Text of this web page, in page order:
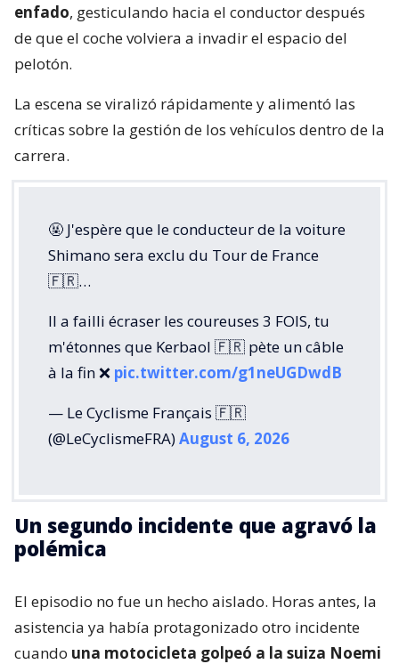
enfado, gesticulando hacia el conductor después
de que el coche volviera a invadir el espacio del
pelotón.
La escena se viralizó rápidamente y alimentó las
críticas sobre la gestión de los vehículos dentro de la
carrera.
🤬 J'espère que le conducteur de la voiture
Shimano sera exclu du Tour de France
🇫🇷…
Il a failli écraser les coureuses 3 FOIS, tu
m'étonnes que Kerbaol 🇫🇷 pète un câble
à la fin ❌️ pic.twitter.com/g1neUGDwdB
— Le Cyclisme Français 🇫🇷
(@LeCyclismeFRA)August 6, 2026
Un segundo incidente que agravó la
polémica
El episodio no fue un hecho aislado. Horas antes, la
asistencia ya había protagonizado otro incidente
cuando una motocicleta golpeó a la suiza Noemi